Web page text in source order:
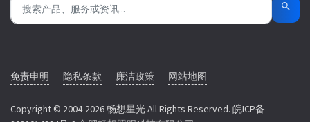
search
免责申明 隐私条款 廉洁政策 网站地图
Copyright © 2004-2026 畅想星光 All Rights Reserved. 皖ICP备